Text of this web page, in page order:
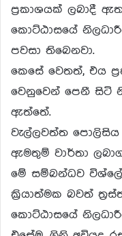
ප්‍රකාශයක් ලබාදී
කොට්ඨාසයේ
පවසා තිබෙනවා.
කෙසේ වෙතත්, එය
වෙනුවෙන් පෙනී සිටි
ඇත්තේ.
වැල්ලවත්ත
ඇමතුම් වාර්තා
මේ සම්බන්ධව
ක්‍රියාත්මක බවත්
කොට්ඨාසයේ